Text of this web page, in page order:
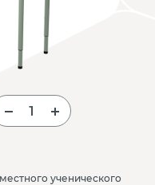
ученического